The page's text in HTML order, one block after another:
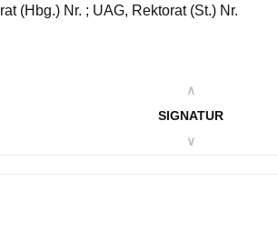
(Hbg.) Nr. ; UAG, Rektorat (St.) Nr.
∧
SIGNATUR
∨